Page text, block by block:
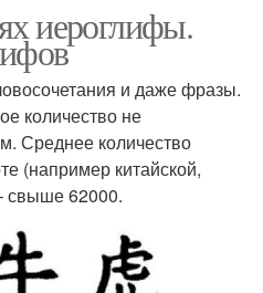
иероглифы.
и даже фразы.
количество не
Среднее количество
(например китайской,
свыше 62000.